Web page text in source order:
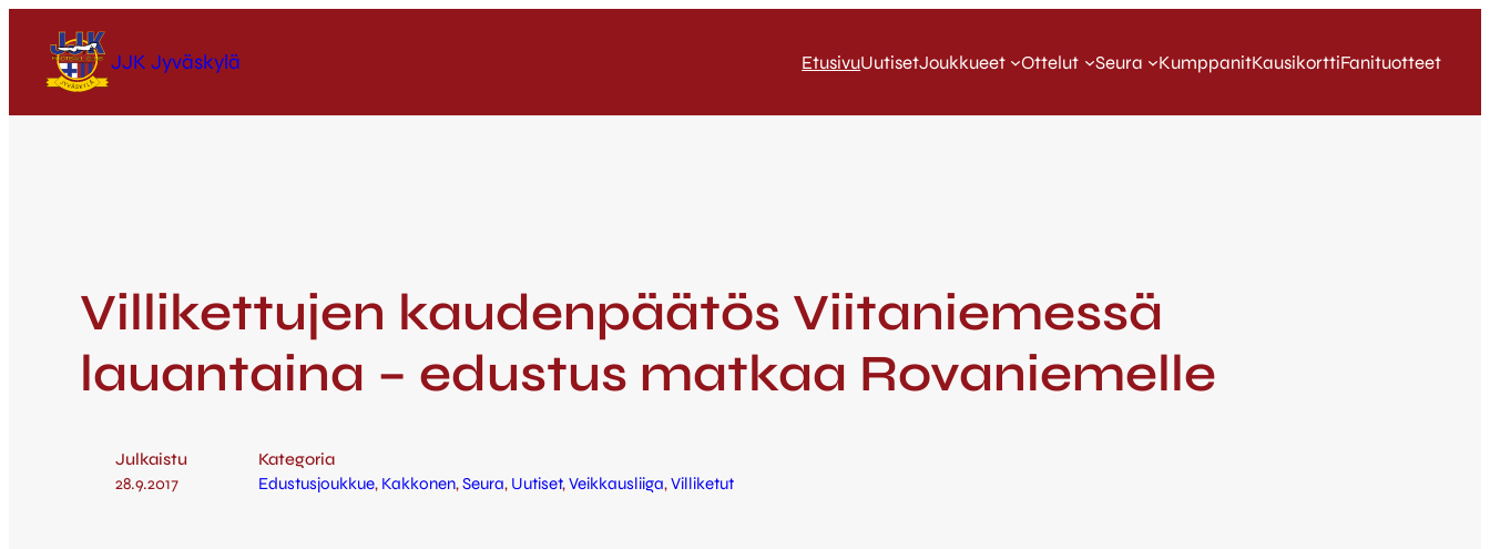
JJK Jyväskylä EtusivuUutisetJoukkueet Ottelut Seura KumppanitKausikorttiFanituotteet
Villikettujen kaudenpäätös Viitaniemessä
lauantaina – edustus matkaa Rovaniemelle
Julkaistu
28.9.2017
Kategoria
Edustusjoukkue, Kakkonen, Seura, Uutiset, Veikkausliiga, Villiketut